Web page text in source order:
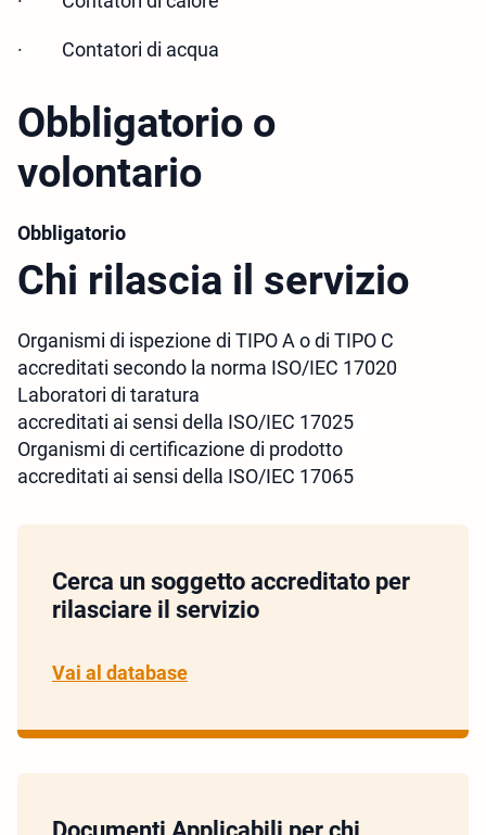
· Contatori di acqua
Obbligatorio o
volontario
Obbligatorio
Chi rilascia il servizio
Organismi di ispezione di TIPO A o di TIPO C
accreditati secondo la norma ISO/IEC 17020
Laboratori di taratura
accreditati ai sensi della ISO/IEC 17025
Organismi di certificazione di prodotto
accreditati ai sensi della ISO/IEC 17065
Cerca un soggetto accreditato per
rilasciare il servizio
Vai al database